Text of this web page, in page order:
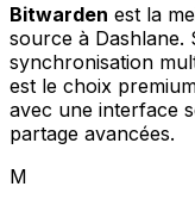
Bitwarden est la
source à Dashlane.
synchronisation
est le choix
avec une interface
partage avancées.
M